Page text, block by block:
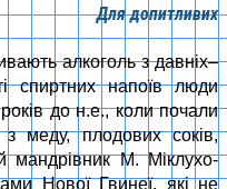
Для допитливих
алкоголь з давнiх–
спиртних напоїв люди
до н.е., коли почали
з меду, плодових сокiв,
мандрiвник М. Мiклухо-
Нової Гвинеї, якi не